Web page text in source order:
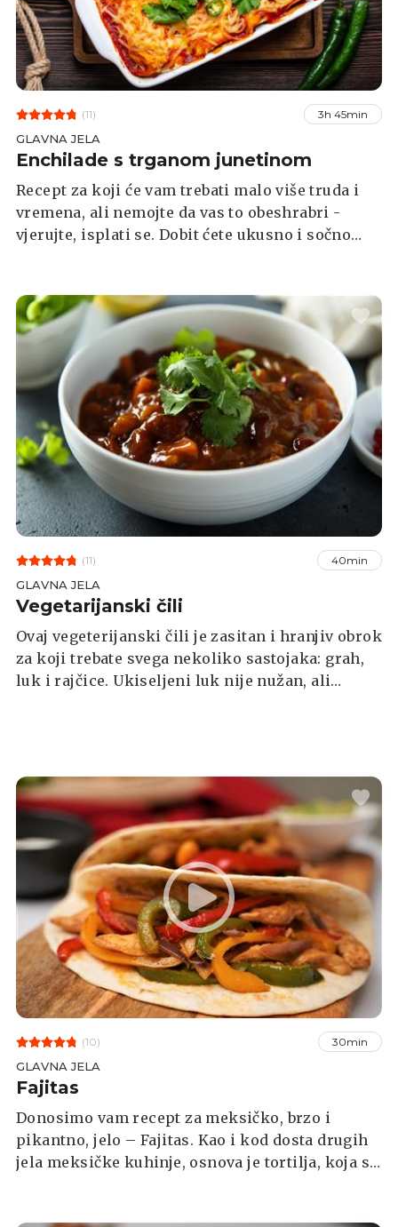
(11) 3h 45min
GLAVNA JELA
Enchilade s trganom junetinom
Recept za koji će vam trebati malo više truda i
vremena, ali nemojte da vas to obeshrabri -
vjerujte, isplati se. Dobit ćete ukusno i sočno
(11) 40min
GLAVNA JELA
Vegetarijanski čili
Ovaj vegeterijanski čili je zasitan i hranjiv obrok
za koji trebate svega nekoliko sastojaka: grah,
luk i rajčice. Ukiseljeni luk nije nužan, ali
Poslužite uz domaći kruh.
(10) 30min
GLAVNA JELA
Fajitas
Donosimo vam recept za meksičko, brzo i
pikantno, jelo – Fajitas. Kao i kod dosta drugih
jela meksičke kuhinje, osnova je tortilja, koja se